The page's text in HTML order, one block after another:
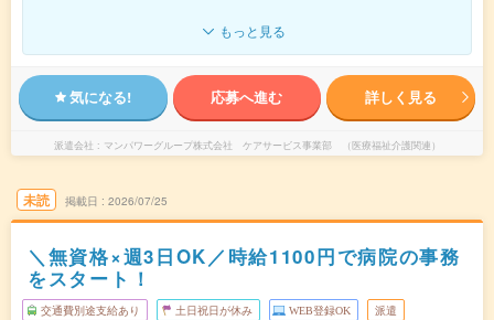
もっと見る
気になる! 応募へ進む 詳しく見る
派遣会社 マンパワーグループ株式会社 ケアサービス事業部 （医療福祉介護関連）
未読 掲載日 2026/07/25
＼無資格×週3日OK／時給1100円で病院の事務
をスタート！
交通費別途支給あり 土日祝日が休み WEB登録OK 派遣